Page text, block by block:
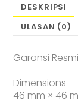
DESKRIPSI
ULASAN (0)
Garansi
Dimensions
46 mm × 46